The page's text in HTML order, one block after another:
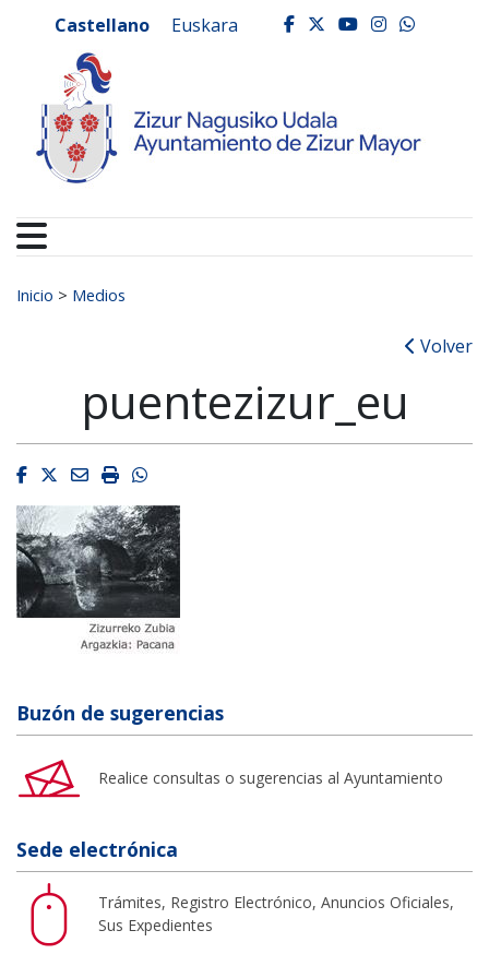
Ayuntamiento de
Castellano Euskara facebook
twitter
youtube
Buscar:
Inicio > Medios
Volver
puentezizur_eu
Facebook
Twitter
EmailImprimirWhatsapp
Buzón de sugerencias
Realice consultas o sugerencias al Ayuntamiento
Sede electrónica
Trámites, Registro Electrónico, Anuncios Oficiales,
Sus Expedientes